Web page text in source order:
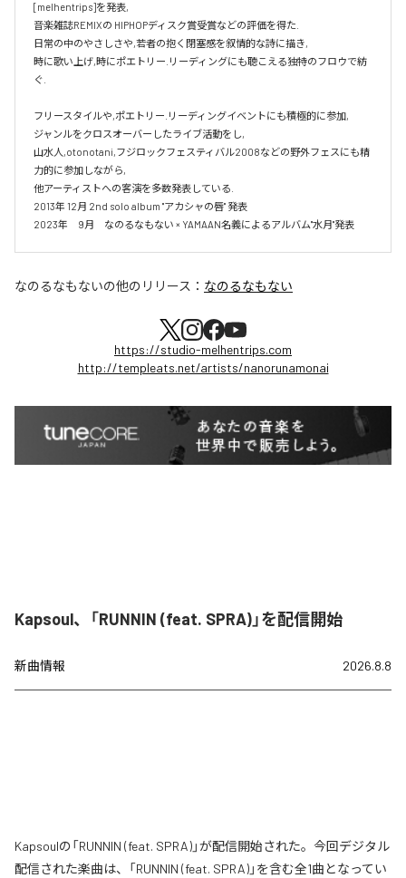
[melhentrips]を発表,
音楽雑誌REMIXの HIPHOPディスク賞受賞などの評価を得た.
日常の中のやさしさや,若者の抱く閉塞感を叙情的な詩に描き,
時に歌い上げ,時にポエトリー.リーディングにも聴こえる独特のフロウで紡
ぐ.
フリースタイルや,ポエトリー.リーディングイベントにも積極的に参加,
ジャンルをクロスオーバーしたライブ活動をし,
山水人,otonotani,フジロックフェスティバル2008などの野外フェスにも精
力的に参加しながら,
他アーティストへの客演を多数発表している.
2013年 12月 2nd solo album "アカシャの唇" 発表
2023年　9月　なのるなもない × YAMAAN名義によるアルバム"水月"発表
なのるなもないの他のリリース： なのるなもない
https://studio-melhentrips.com
http://templeats.net/artists/nanorunamonai
Kapsoul、「RUNNIN (feat. SPRA)」を配信開始
新曲情報 2026.8.8
Kapsoulの「RUNNIN (feat. SPRA)」が配信開始された。今回デジタル
配信された楽曲は、「RUNNIN (feat. SPRA)」を含む全1曲となってい